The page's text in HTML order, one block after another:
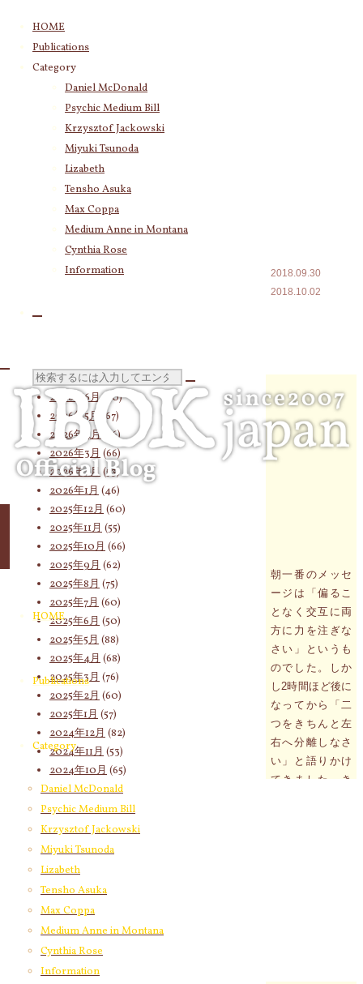
HOME
Publications
Category
Daniel McDonald
Psychic Medium Bill
Krzysztof Jackowski
Miyuki Tsunoda
Lizabeth
Tensho Asuka
Max Coppa
Medium Anne in Montana
Cynthia Rose
Information
検
索
対
HOME
Publications
Category
Daniel McDonald
Psychic Medium Bill
Krzysztof Jackowski
Miyuki Tsunoda
Lizabeth
Tensho Asuka
Max Coppa
Medium Anne in Montana
Cynthia Rose
Information
2018.09.30
2018.10.02
朝一番のメッセ
ージは「偏るこ
となく交互に両
方に力を注ぎな
さい」というも
のでした。しか
し2時間ほど後に
なってから「二
つをきちんと左
右へ分離しなさ
い」と語りかけ
てきました。き
Category
Psychic Medium Bill(11)
Katherine(23)
Krzysztof Jackowski
(83)
Daniel McDonald (243)
Miyuki Tsunoda
Lizabeth(255)
Tensho Asuka(3,026)
Amanda Coppa
Max Coppa(403)
Medium Anne in Montana
Cynthia Rose(4)
2026年7月(58)
2026年6月(60)
2026年5月
(67)
2026年4月 (76)
2026年3月 (66)
2026年2月 (53)
2026年1月 (46)
2025年12月 (60)
2025年11月 (55)
2025年10月 (66)
2025年9月 (62)
2025年8月 (75)
2025年7月 (60)
2025年6月 (50)
2025年5月 (88)
2025年4月 (68)
2025年3月 (76)
2025年2月 (60)
2025年1月 (57)
2024年12月 (82)
2024年11月 (53)
2024年10月 (65)
2024年9月(58)
2024年8月(65)
2024年7月(63)
2024年6月(72)
2024年5月
2024年4月
2024年2月
2024年1月(66)
2023年12月
2023年11月